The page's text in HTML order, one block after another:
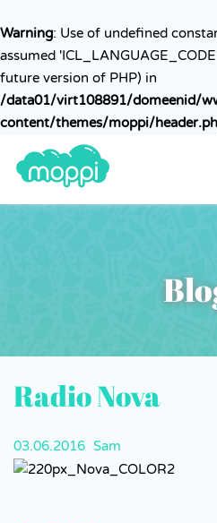
Warning: Use of undefined
assumed
future version of PHP) in
/data01/virt108891/domeenid/
content/themes/moppi/
Radio Nova
03.06.2016 Sam